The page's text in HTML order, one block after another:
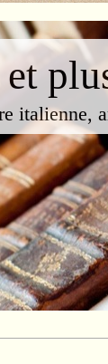
italienne,